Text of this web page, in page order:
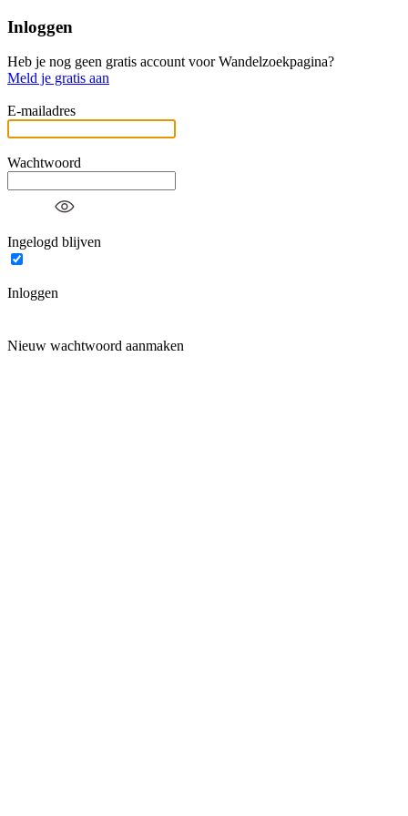
Inloggen
Heb je nog geen gratis account voor Wandelzoekpagina?
Meld je gratis aan
E-mailadres
Wachtwoord
Ingelogd blijven
Inloggen
Nieuw wachtwoord aanmaken